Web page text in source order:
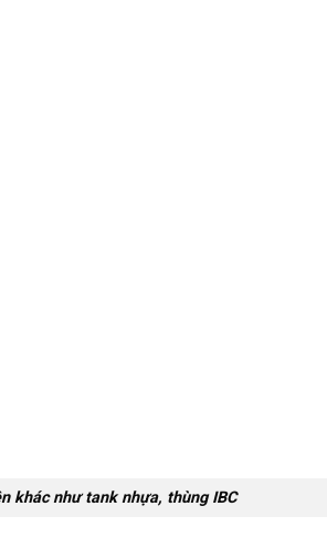
khác như tank nhựa, thùng IBC